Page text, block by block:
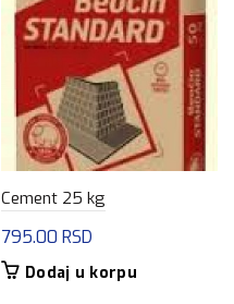
Cement 25 kg
795.00 RSD
Dodaj u korpu